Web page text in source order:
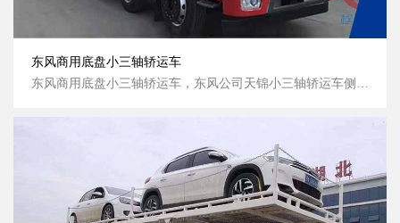
东风商用底盘小三轴轿运车